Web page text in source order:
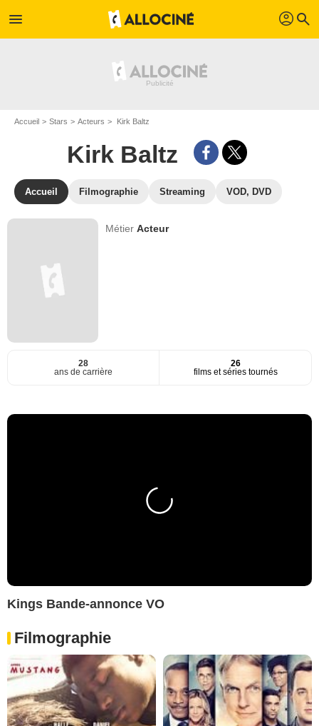
menu profil search
Accueil Stars Acteurs Kirk Baltz
Kirk Baltz
Accueil Filmographie Streaming VOD, DVD
MétierActeur
28
ans de carrière
26
films et séries tournés
Kings Bande-annonce VO
Filmographie